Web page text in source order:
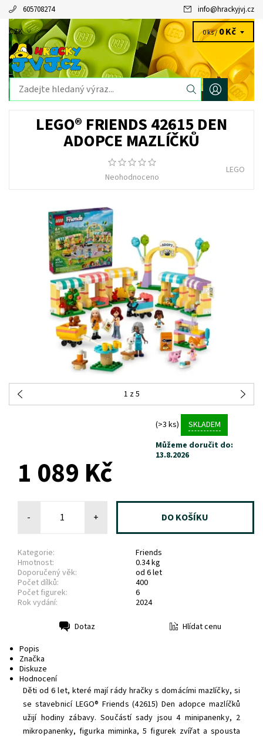
605708274 info@hrackyjvj.cz
CZK 0 ks /0 Kč
LEGO® FRIENDS 42615 DEN
ADOPCE MAZLÍČKŮ
Neohodnoceno
LEGO
1 z 5
(>3 ks)
SKLADEM
Můžeme doručit do:
13.8.2026
1 089 Kč
- +
Kategorie:
Friends
Hmotnost:
0.34 kg
Doporučený věk:
od 6 let
Počet dílků:
400
Počet figurek:
6
Rok vydání:
2024
Dotaz
Hlídat cenu
Popis
Značka
Diskuze
Hodnocení
Děti od 6 let, které mají rády hračky s domácími mazlíčky, si
se stavebnicí LEGO® Friends (42615) Den adopce mazlíčků
užijí hodiny zábavy. Součástí sady jsou 4 minipanenky, 2
mikropanenky, figurka miminka, 5 figurek zvířat a spousta